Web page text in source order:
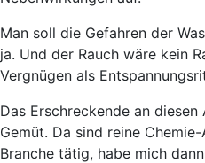
Man soll die Gefahren der
ja. Und der Rauch wäre kein
Vergnügen als
Das Erschreckende an
Gemüt. Da sind reine
Branche tätig, habe mich